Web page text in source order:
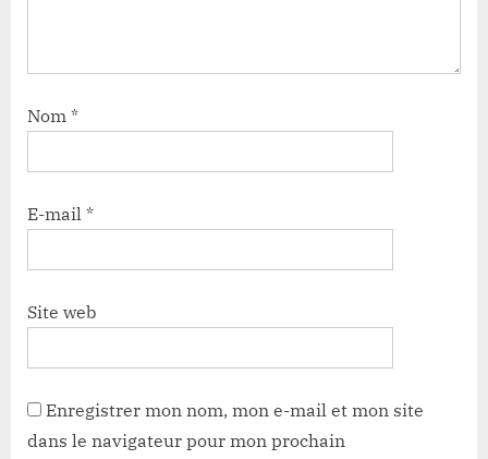
Nom *
E-mail *
Site web
Enregistrer mon nom, mon e-mail et mon site
dans le navigateur pour mon prochain